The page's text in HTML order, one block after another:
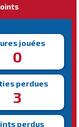
jouées
0
perdues
3
perdus